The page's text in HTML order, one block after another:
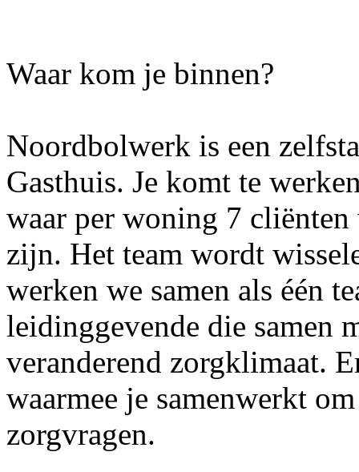
Waar kom je binnen?
Noordbolwerk is een
Gasthuis. Je komt te
waar per woning 7
zijn. Het team wordt
werken we samen als één
leidinggevende die samen
veranderend zorgklimaat.
waarmee je samenwerkt
zorgvragen.